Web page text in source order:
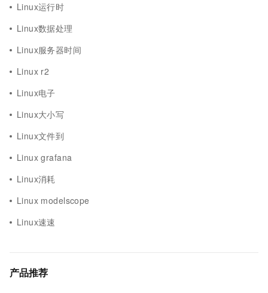
Linux运行时
Linux数据处理
Linux服务器时间
Linux r2
Linux电子
Linux大小写
Linux文件到
Linux grafana
Linux消耗
Linux modelscope
Linux速速
产品推荐